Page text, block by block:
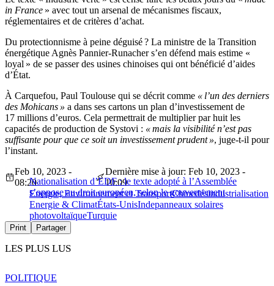
in France » avec tout un arsenal de mécanismes fiscaux,
réglementaires et de critères d’achat.
Du protectionnisme à peine déguisé ? La ministre de la Transition
énergétique Agnès Pannier-Runacher s’en défend mais estime «
loyal » de se passer des usines chinoises qui ont bénéficié d’aides
d’État.
À Carquefou, Paul Toulouse qui se décrit comme « l’un des derniers
des Mohicans » a dans ses cartons un plan d’investissement de
17 millions d’euros. Cela permettrait de multiplier par huit les
capacités de production de Systovi : « mais la visibilité n’est pas
suffisante pour que ce soit un investissement prudent », juge-t-il pour
l’instant.
Nationalisation d’EDF : le texte adopté à l’Assemblée
s’oppose au droit européen, selon le gouvernement
Feb 10, 2023 -
08:20
Dernière mise à jour: Feb 10, 2023 -
10:09
Energie, Environnement et TransportChinedésindustrialisation
Energie & ClimatÉtats-UnisIndepanneaux solaires
photovoltaïqueTurquie
Print Partager
LES PLUS LUS
POLITIQUE